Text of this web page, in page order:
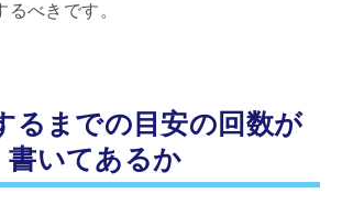
るべきです。
までの目安の回数が
書いてあるか